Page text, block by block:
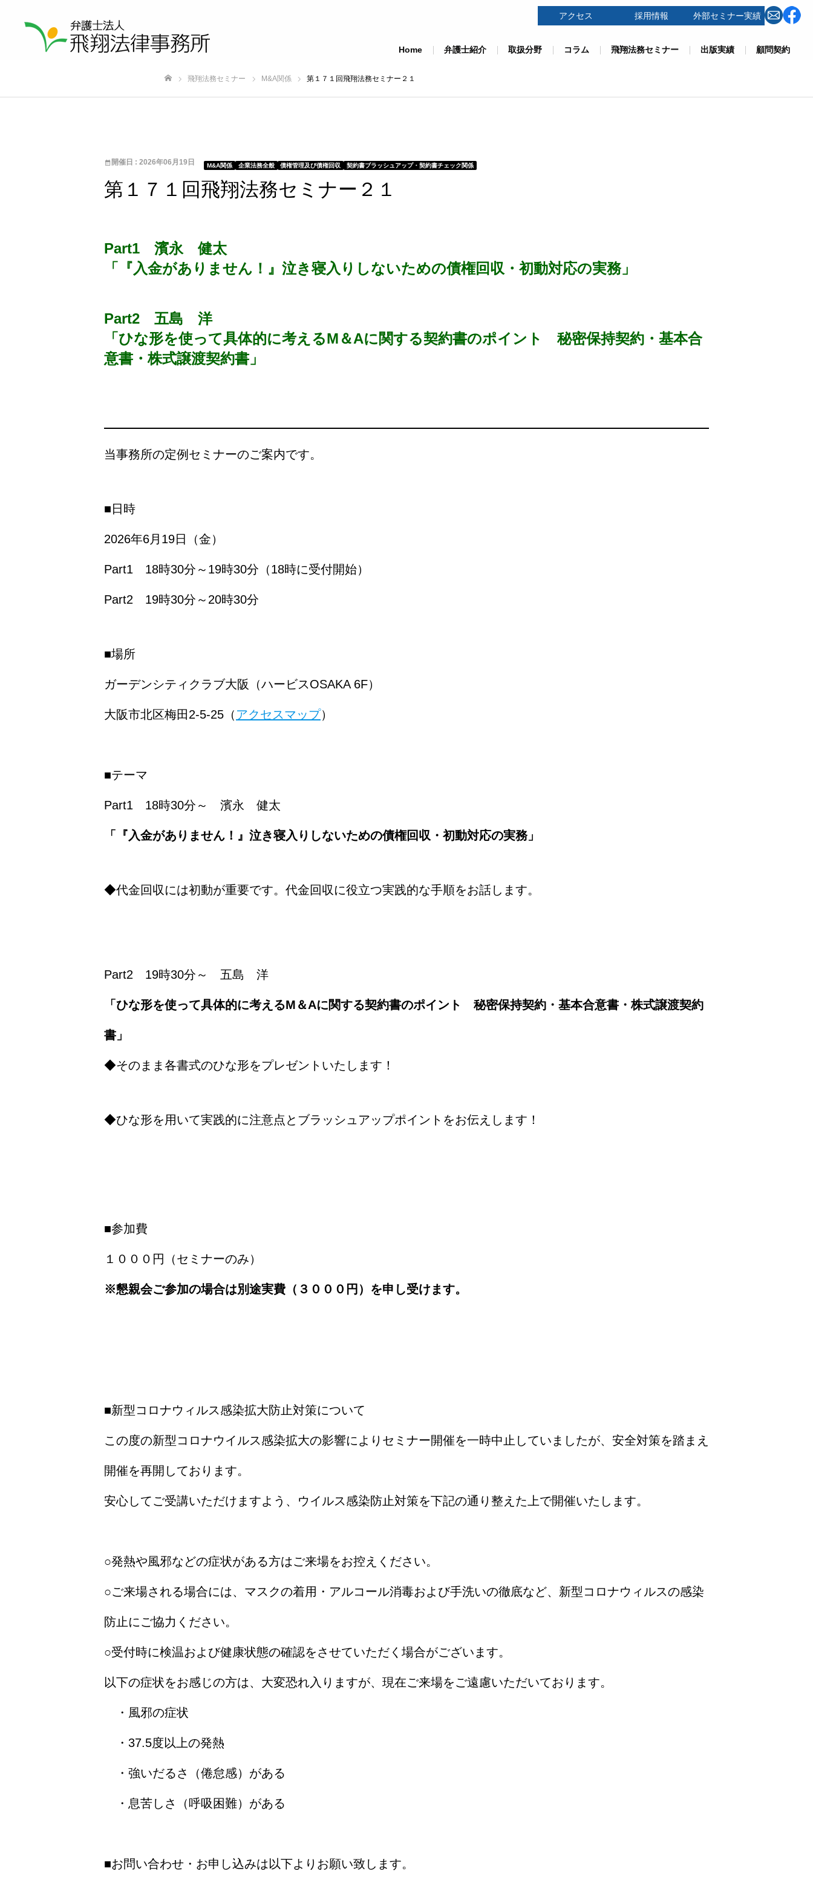
Home 弁護士紹介 取扱分野 コラム 飛翔法務セミナー 出版実績 顧問契約
アクセス 採用情報 外部セミナー実績
飛翔法務セミナー M&A関係 第１７１回飛翔法務セミナー２１
開催日 : 2026年06月19日 M&A関係 企業法務全般 債権管理及び債権回収 契約書ブラッシュアップ・契約書チェック関係
第１７１回飛翔法務セミナー２１
Part1 濱永 健太
「『入金がありません！』泣き寝入りしないための債権回収・初動対応の実務」
Part2 五島 洋
「ひな形を使って具体的に考えるM＆Aに関する契約書のポイント 秘密保持契約・基本合
意書・株式譲渡契約書」
当事務所の定例セミナーのご案内です。
■日時
2026年6月19日（金）
Part1 18時30分～19時30分（18時に受付開始）
Part2 19時30分～20時30分
■場所
ガーデンシティクラブ大阪（ハービスOSAKA 6F）
大阪市北区梅田2-5-25（ アクセスマップ）
■テーマ
Part1 18時30分～ 濱永 健太
「『入金がありません！』泣き寝入りしないための債権回収・初動対応の実務」
◆代金回収には初動が重要です。代金回収に役立つ実践的な手順をお話します。
Part2 19時30分～ 五島 洋
「ひな形を使って具体的に考えるM＆Aに関する契約書のポイント 秘密保持契約・基本合意書・株式譲渡契約
書」
◆そのまま各書式のひな形をプレゼントいたします！
◆ひな形を用いて実践的に注意点とブラッシュアップポイントをお伝えします！
■参加費
１０００円（セミナーのみ）
※懇親会ご参加の場合は別途実費（３０００円）を申し受けます。
■新型コロナウィルス感染拡大防止対策について
この度の新型コロナウイルス感染拡大の影響によりセミナー開催を一時中止していましたが、安全対策を踏まえ
開催を再開しております。
安心してご受講いただけますよう、ウイルス感染防止対策を下記の通り整えた上で開催いたします。
○発熱や風邪などの症状がある方はご来場をお控えください。
○ご来場される場合には、マスクの着用・アルコール消毒および手洗いの徹底など、新型コロナウィルスの感染
防止にご協力ください。
○受付時に検温および健康状態の確認をさせていただく場合がございます。
以下の症状をお感じの方は、大変恐れ入りますが、現在ご来場をご遠慮いただいております。
・風邪の症状
・37.5度以上の発熱
・強いだるさ（倦怠感）がある
・息苦しさ（呼吸困難）がある
■お問い合わせ・お申し込みは以下よりお願い致します。